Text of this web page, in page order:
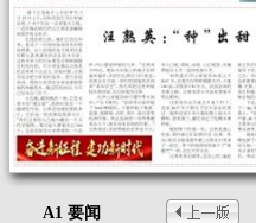
A1 要闻